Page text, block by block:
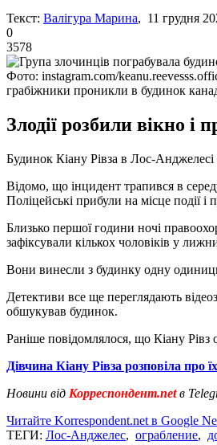
Текст: Валігура Марина, 11 грудня
0
3578
Фото: instagram.com/
грабіжники проникли в будинок
Злодії розбили вікно і
Будинок Кіану Рівза в Лос-
Відомо, що інцидент трапився в
Поліцейські прибули на місце події
Близько першої години ночі
зафіксували кількох чоловіків у
Вони винесли з будинку одну
Детективи все ще переглядають
обшукував будинок.
Раніше повідомлялося, що Кіану
Дівчина Кіану Рівза розповіла про
Новини від Корреспондент.netв
Читайте Korrespondent.net в Google
ТЕГИ: Лос-Анджелес, ограбление,